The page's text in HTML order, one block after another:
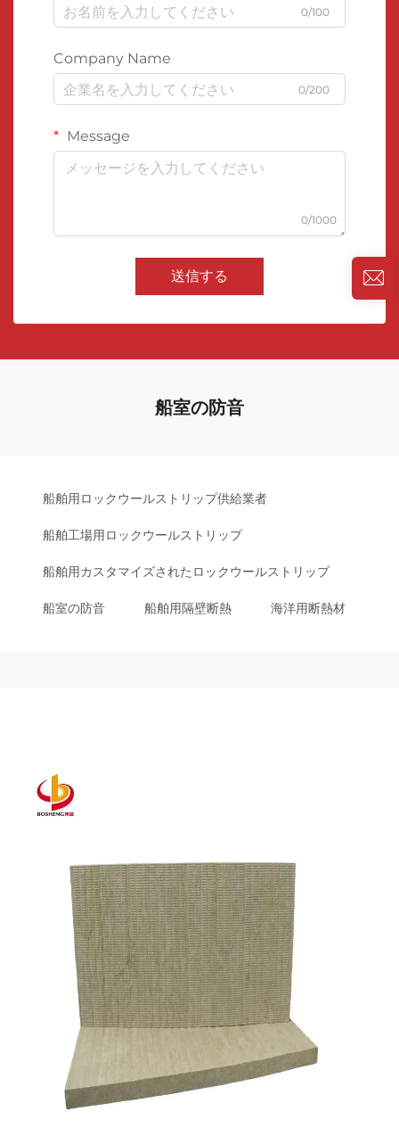
0/100
Company Name
0/200
Message
0/1000
送信する
船室の防音
船舶用ロックウールストリップ供給業者
船舶工場用ロックウールストリップ
船舶用カスタマイズされたロックウールストリップ
船室の防音 船舶用隔壁断熱 海洋用断熱材